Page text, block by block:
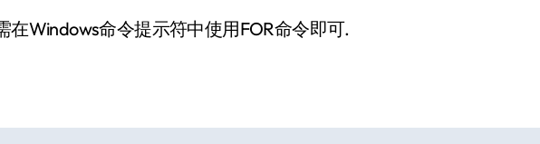
在Windows命令提示符中使用FOR命令即可.